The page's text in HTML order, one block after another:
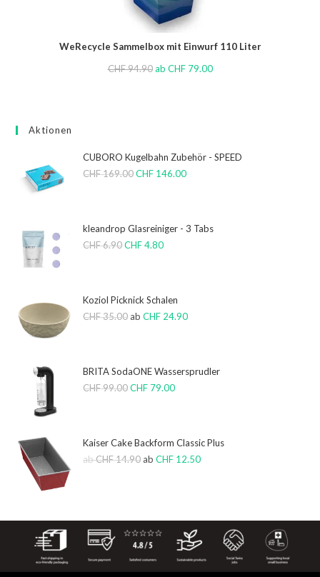
WeRecycle Sammelbox mit Einwurf 110 Liter
CHF94.90 ab CHF79.00
Aktionen
CUBORO Kugelbahn Zubehör - SPEED
CHF169.00 CHF 146.00
kleandrop Glasreiniger - 3 Tabs
CHF6.90 CHF4.80
Koziol Picknick Schalen
CHF35.00 abCHF 24.90
BRITA SodaONE Wassersprudler
CHF99.00 CHF 79.00
Kaiser Cake Backform Classic Plus
abCHF14.90 abCHF 12.50